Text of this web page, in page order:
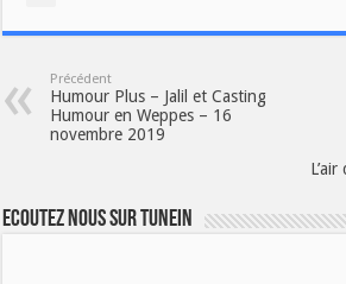
Précédent
Humour Plus – Jalil et Casting
Humour en Weppes – 16
novembre 2019
Ecoutez nous sur TuneIn